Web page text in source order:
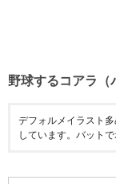
野球するコアラ（
デフォルメイラスト
しています。バット